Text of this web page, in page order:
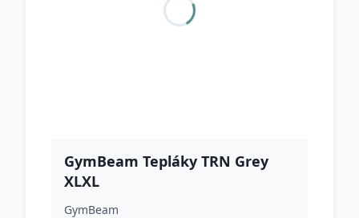
GymBeam Tepláky TRN Grey
XLXL
GymBeam